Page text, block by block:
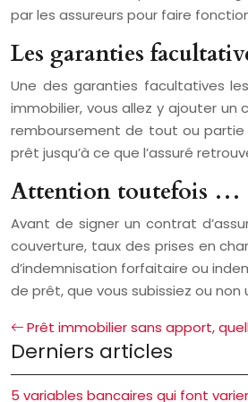
par les assureurs pour faire
Les garanties
Une des garanties facultatives
immobilier, vous allez y ajouter
remboursement de tout ou partie
prêt jusqu’à ce que l’assuré
Attention toutefois …
Avant de signer un contrat
couverture, taux des prises en
d’indemnisation forfaitaire ou
de prêt, que vous subissiez ou
Prêt immobilier sans apport,
Derniers articles
5 variables bancaires qui font